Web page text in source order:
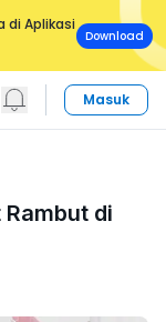
di Aplikasi
Download
Masuk
di